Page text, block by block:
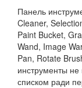
Панель
Cleaner,
Paint Bucket,
Wand, Image
Pan, Rotate
инструменты
списком ради